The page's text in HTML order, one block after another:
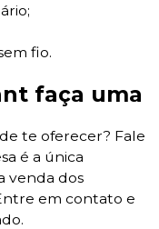
fio.
faça uma
te oferecer? Fale
é a única
venda dos
em contato e